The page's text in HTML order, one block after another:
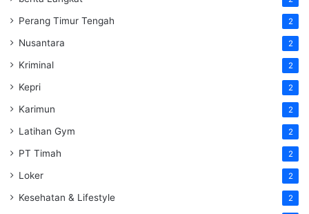
Perang Timur Tengah 2
Nusantara 2
Kriminal 2
Kepri 2
Karimun 2
Latihan Gym 2
PT Timah 2
Loker 2
Kesehatan & Lifestyle 2